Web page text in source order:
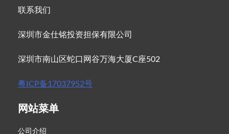
联系我们
深圳市金仕铭投资担保有限公司
深圳市南山区蛇口网谷万海大厦C座502
粤ICP备17037952号
网站菜单
公司介绍